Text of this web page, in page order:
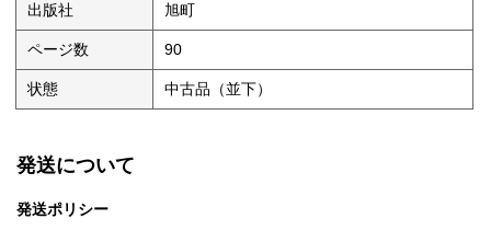
出版社 旭町
ページ数 90
状態 中古品（並下）
発送について
発送ポリシー